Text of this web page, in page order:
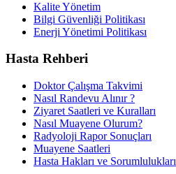
Kalite Yönetim
Bilgi Güvenliği Politikası
Enerji Yönetimi Politikası
Hasta Rehberi
Doktor Çalışma Takvimi
Nasıl Randevu Alınır ?
Ziyaret Saatleri ve Kuralları
Nasıl Muayene Olurum?
Radyoloji Rapor Sonuçları
Muayene Saatleri
Hasta Hakları ve Sorumlulukları